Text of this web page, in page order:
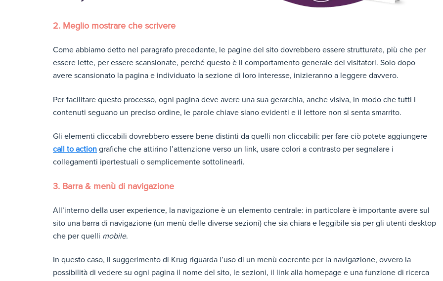
2. Meglio mostrare che scrivere
Come abbiamo detto nel paragrafo precedente, le pagine del sito dovrebbero essere strutturate, più che per
essere lette, per essere scansionate, perché questo è il comportamento generale dei visitatori. Solo dopo
avere scansionato la pagina e individuato la sezione di loro interesse, inizieranno a leggere davvero.
Per facilitare questo processo, ogni pagina deve avere una sua gerarchia, anche visiva, in modo che tutti i
contenuti seguano un preciso ordine, le parole chiave siano evidenti e il lettore non si senta smarrito.
Gli elementi cliccabili dovrebbero essere bene distinti da quelli non cliccabili: per fare ciò potete aggiungere
call to action grafiche che attirino l’attenzione verso un link, usare colori a contrasto per segnalare i
collegamenti ipertestuali o semplicemente sottolinearli.
3. Barra & menù di navigazione
All’interno della user experience, la navigazione è un elemento centrale: in particolare è importante avere sul
sito una barra di navigazione (un menù delle diverse sezioni) che sia chiara e leggibile sia per gli utenti desktop
che per quelli mobile.
In questo caso, il suggerimento di Krug riguarda l’uso di un menù coerente per la navigazione, ovvero la
possibilità di vedere su ogni pagina il nome del sito, le sezioni, il link alla homepage e una funzione di ricerca